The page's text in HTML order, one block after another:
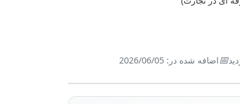
📅اضافه شده در: 2026/06/05